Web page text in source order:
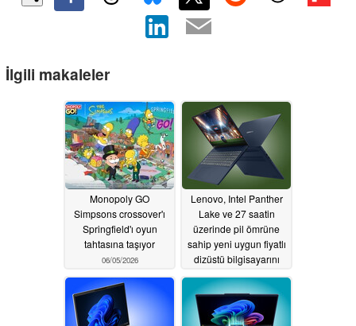
İlgili makaleler
Monopoly GO
Simpsons crossover'ı
Springfield'ı oyun
tahtasına taşıyor
06/05/2026
Lenovo, Intel Panther
Lake ve 27 saatin
üzerinde pil ömrüne
sahip yeni uygun fiyatlı
dizüstü bilgisayarını
sürdü06/04/2026